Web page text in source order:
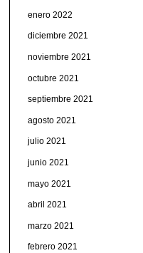
enero 2022
diciembre 2021
noviembre 2021
octubre 2021
septiembre 2021
agosto 2021
julio 2021
junio 2021
mayo 2021
abril 2021
marzo 2021
febrero 2021